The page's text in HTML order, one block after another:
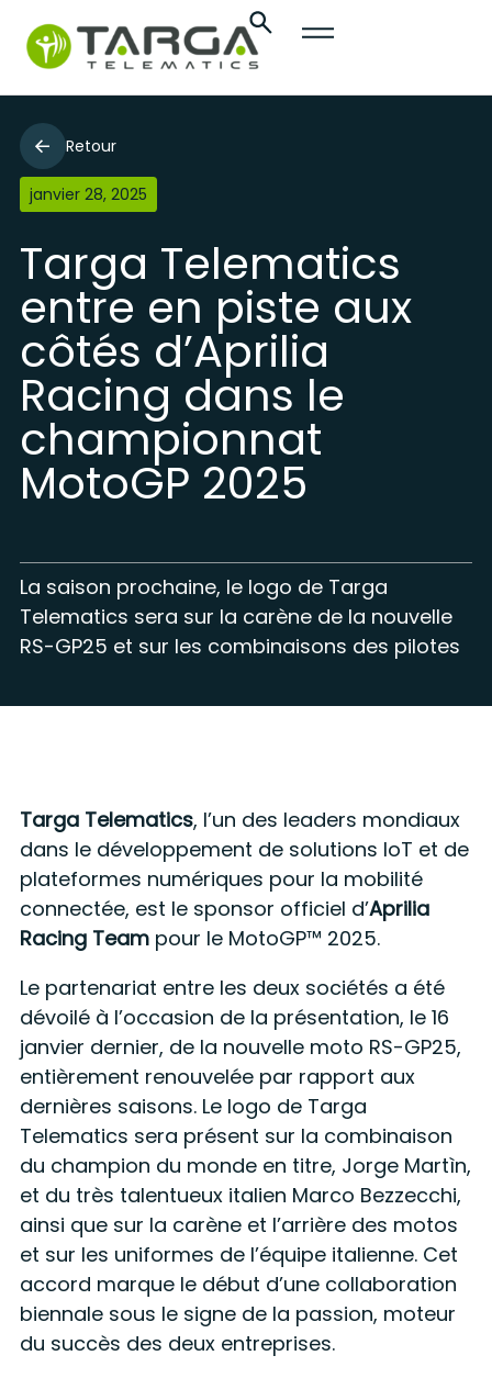
Retour
janvier 28, 2025
Targa Telematics
entre en piste aux
côtés d’Aprilia
Racing dans le
championnat
MotoGP 2025
La saison prochaine, le logo de Targa
Telematics sera sur la carène de la nouvelle
RS-GP25 et sur les combinaisons des pilotes
Targa Telematics, l’un des leaders mondiaux
dans le développement de solutions IoT et de
plateformes numériques pour la mobilité
connectée, est le sponsor officiel d’Aprilia
Racing Team pour le MotoGP™ 2025.
Le partenariat entre les deux sociétés a été
dévoilé à l’occasion de la présentation, le 16
janvier dernier, de la nouvelle moto RS-GP25,
entièrement renouvelée par rapport aux
dernières saisons. Le logo de Targa
Telematics sera présent sur la combinaison
du champion du monde en titre, Jorge Martìn,
et du très talentueux italien Marco Bezzecchi,
ainsi que sur la carène et l’arrière des motos
et sur les uniformes de l’équipe italienne. Cet
accord marque le début d’une collaboration
biennale sous le signe de la passion, moteur
du succès des deux entreprises.